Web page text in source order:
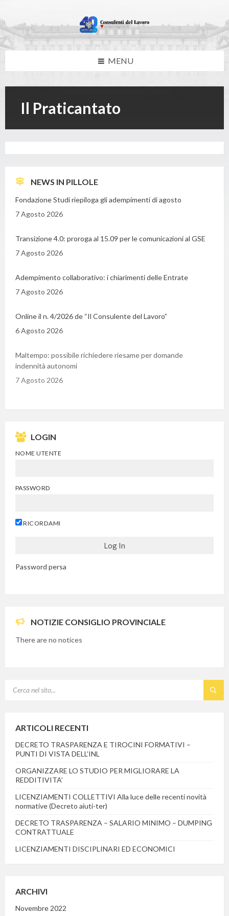
content
left
sidebar
footer
MENU
Il Praticantato
NEWS IN PILLOLE
Fondazione Studi riepiloga gli adempimenti di agosto
7 Agosto 2026
Transizione 4.0: proroga al 15.09 per le comunicazioni al GSE
7 Agosto 2026
Adempimento collaborativo: i chiarimenti delle Entrate
7 Agosto 2026
Online il n. 4/2026 de “Il Consulente del Lavoro”
6 Agosto 2026
Maltempo: possibile richiedere riesame per domande
indennità autonomi
7 Agosto 2026
LOGIN
NOME UTENTE
PASSWORD
RICORDAMI
Password persa
NOTIZIE CONSIGLIO PROVINCIALE
There are no notices
ARTICOLI RECENTI
DECRETO TRASPARENZA E TIROCINI FORMATIVI –
PUNTI DI VISTA DELL’INL
ORGANIZZARE LO STUDIO PER MIGLIORARE LA
REDDITIVITA’
LICENZIAMENTI COLLETTIVI Alla luce delle recenti novità
normative (Decreto aiuti-ter)
DECRETO TRASPARENZA – SALARIO MINIMO – DUMPING
CONTRATTUALE
LICENZIAMENTI DISCIPLINARI ED ECONOMICI
ARCHIVI
Novembre 2022